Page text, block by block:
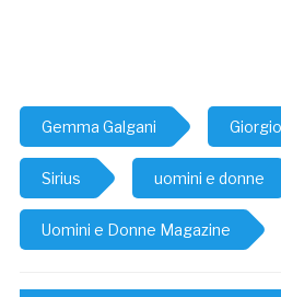
Gemma Galgani
Sirius uomini e donne
Uomini e Donne Magazine